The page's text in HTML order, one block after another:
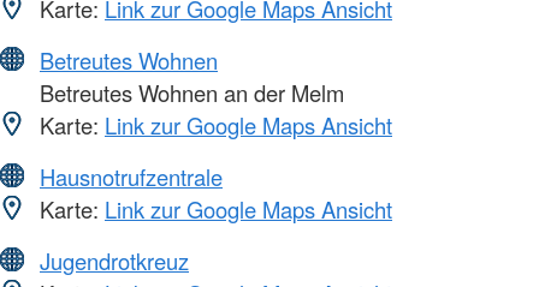
Karte: Link zur Google Maps Ansicht
Betreutes Wohnen
Betreutes Wohnen an der Melm
Karte: Link zur Google Maps Ansicht
Hausnotrufzentrale
Karte: Link zur Google Maps Ansicht
Jugendrotkreuz